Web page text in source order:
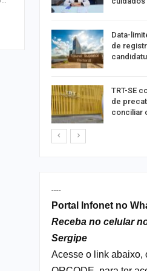
Data-
de
TRT-SE
de
conciliar
----
Portal Infonet no
Receba no celular
Sergipe
Acesse o link abaixo,